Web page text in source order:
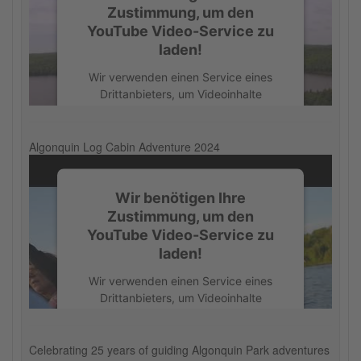
Zustimmung, um den
YouTube Video-Service zu
laden!
Wir verwenden einen Service eines
Drittanbieters, um Videoinhalte
Bitte lesen Sie die Details durch und
Mehr Informationen
Akzeptieren
powered byUsercentrics Consent
Management Platform
Algonquin Log Cabin Adventure 2024
Wir benötigen Ihre
Zustimmung, um den
YouTube Video-Service zu
laden!
Wir verwenden einen Service eines
Drittanbieters, um Videoinhalte
Bitte lesen Sie die Details durch und
Celebrating 25 years of guiding Algonquin Park adventures